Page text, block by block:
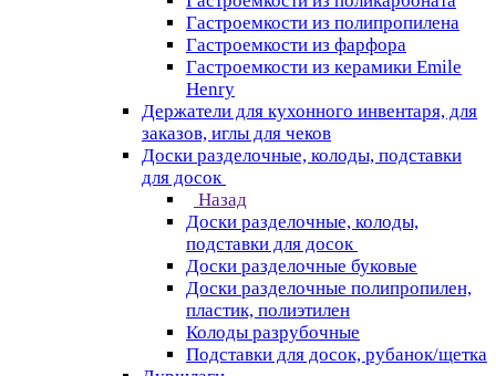
Гастроемкости из полипропилена
Гастроемкости из фарфора
Гастроемкости из керамики Emile
Henry
Держатели для кухонного инвентаря, для
заказов, иглы для чеков
Доски разделочные, колоды, подставки
для досок
Назад
Доски разделочные, колоды,
подставки для досок
Доски разделочные буковые
Доски разделочные полипропилен,
пластик, полиэтилен
Колоды разрубочные
Подставки для досок, рубанок/щетка